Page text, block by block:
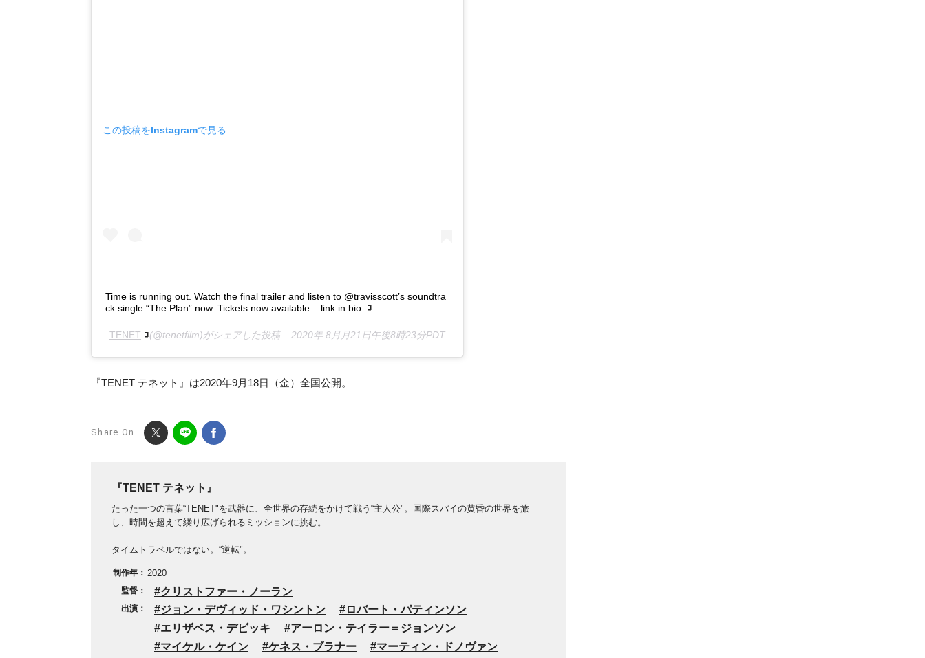
この投稿をInstagramで見る
Time is running out. Watch the final trailer and listen to @travisscott’s soundtra
ck single “The Plan” now. Tickets now available – link in bio.
TENET (@tenetfilm)がシェアした投稿 – 2020年 8月月21日午後8時23分PDT
『TENET テネット』は2020年9月18日（金）全国公開。
Share On
『TENET テネット』
たった一つの言葉“TENET"を武器に、全世界の存続をかけて戦う“主人公"。国際スパイの黄昏の世界を旅
し、時間を超えて繰り広げられるミッションに挑む。
タイムトラベルではない。“逆転"。
制作年： 2020
監督： クリストファー・ノーラン
出演： ジョン・デヴィッド・ワシントン
ロバート・パティンソン
エリザベス・デビッキ
アーロン・テイラー＝ジョンソン
マイケル・ケイン
ケネス・ブラナー マーティン・ドノヴァン